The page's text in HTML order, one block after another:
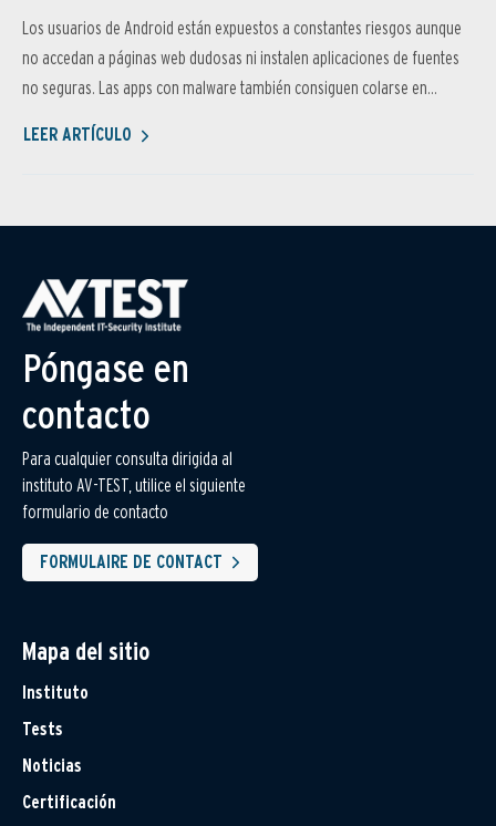
Los usuarios de Android están expuestos a constantes riesgos aunque
no accedan a páginas web dudosas ni instalen aplicaciones de fuentes
no seguras. Las apps con malware también consiguen colarse en...
LEER ARTÍCULO
Póngase en
contacto
Para cualquier consulta dirigida al
instituto AV-TEST, utilice el siguiente
formulario de contacto
FORMULAIRE DE CONTACT
Mapa del sitio
Instituto
Tests
Noticias
Certificación